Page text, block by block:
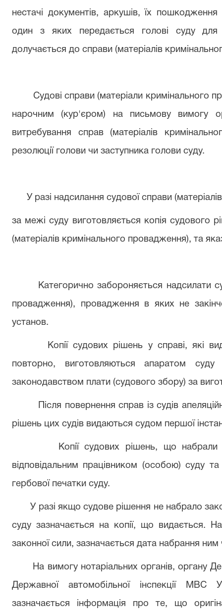
нестачі документів, аркушів, їх
один з яких передається голові суду для
долучається до справи (матеріалів
Судові справи (матеріали кримінального
нарочним (кур'єром) на письмову вимогу
витребування справ (матеріалів
резолюції голови чи заступника голови суду.
У разі надсилання судової справи
за межі суду виготовляється копія судового
(матеріалів кримінального провадження), та
Категорично забороняється надсилати
провадження), провадження в яких не
установ.
Копії судових рішень у справі, які
повторно, виготовляються апаратом
законодавством плати (судового збору) за
Після повернення справ із судів
рішень цих судів видаються судом першої
Копії судових рішень, що набрали
відповідальним працівником (особою) суду
гербової печатки суду.
У разі якщо судове рішення не набрало
суду зазначається на копії, що видається.
законної сили, зазначається дата набрання ним
На вимогу нотаріальних органів, органу
Державної автомобільної інспекції МВС
зазначається інформація про те, що